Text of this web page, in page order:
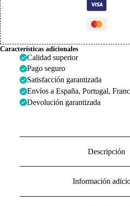
Características adicionales
Calidad superior
Pago seguro
Satisfacción garantizada
Envíos a España, Portugal,
Devolución garantizada
Descripción
Información